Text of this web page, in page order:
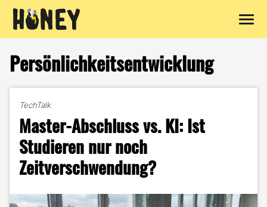
Inhalt
springen
Persönlichkeitsentwicklung
TechTalk
Master-Abschluss vs. KI: Ist
Studieren nur noch
Zeitverschwendung?